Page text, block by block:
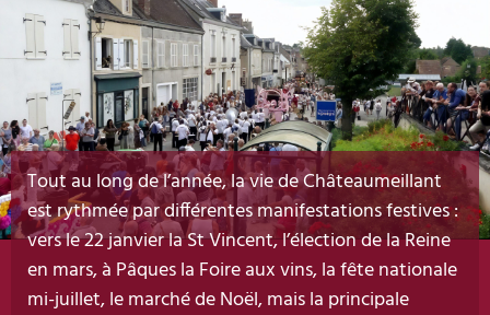
Tout au long de l’année, la vie de Châteaumeillant
est rythmée par différentes manifestations festives :
vers le 22 janvier la St Vincent, l’élection de la Reine
en mars, à Pâques la Foire aux vins, la fête nationale
mi-juillet, le marché de Noël, mais la principale